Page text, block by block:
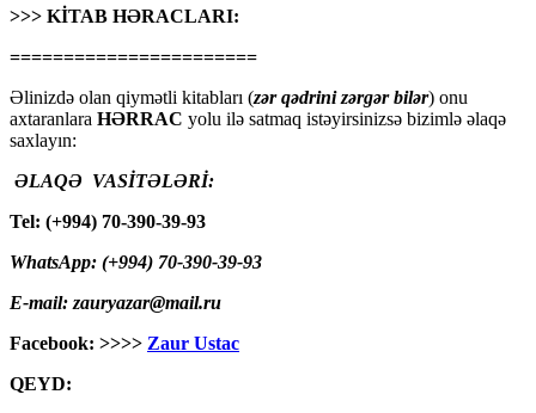
>>> KİTAB HƏRACLARI:
=======================
Əlinizdə olan qiymətli kitabları (zər qədrini zərgər bilər) onu
axtaranlara HƏRRAC yolu ilə satmaq istəyirsinizsə bizimlə əlaqə
saxlayın:
ƏLAQƏ VASİTƏLƏRİ:
Tel: (+994) 70-390-39-93
WhatsApp: (+994) 70-390-39-93
E-mail: zauryazar@mail.ru
Facebook: >>>> Zaur Ustac
QEYD: